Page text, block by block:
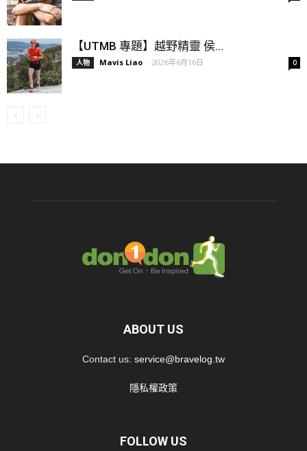
【UTMB 專題】越野精靈 侯...
人物 Mavis Liao - 2026年6月16日 0
ABOUT US
Contact us: service@bravelog.tw
隱私權政策
FOLLOW US